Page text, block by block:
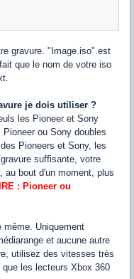
gravure. "Image.iso" est
que le nom de votre iso
je dois utiliser ?
les Pioneer et Sony
ou Sony doubles
Pioneers et Sony, les
suffisante, votre
au bout d'un moment, plus
: Pioneer ou
Uniquement
et aucune autre
utilisez des vitesses très
les lecteurs Xbox 360